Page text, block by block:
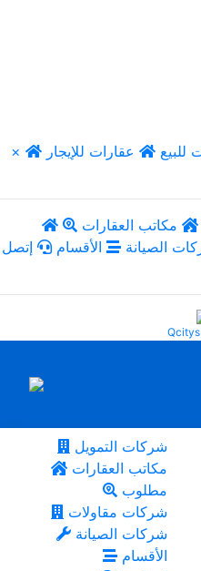
× للبيع
عقارات للإيجار
مكاتب العقارات
الصيانة الأقسام
إتصل
شركات التمويل
مكاتب العقارات
مطلوب
شركات مقاولات
شركات الصيانة
الأقسام